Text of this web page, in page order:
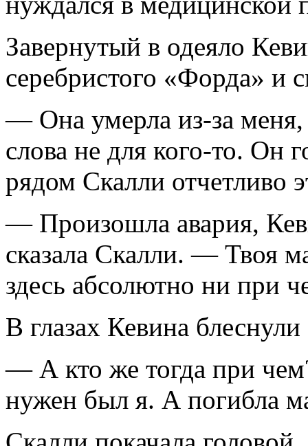
Завернутый в одеяло
серебристого «Форда» и
— Она умерла из-за
слова не для кого-то. Он
рядом Скалли отчетливо
— Произошла авария,
сказала Скалли. — Твоя
здесь абсолютно ни при
В глазах Кевина блеснули
— А кто же тогда при
нужен был я. А погибла